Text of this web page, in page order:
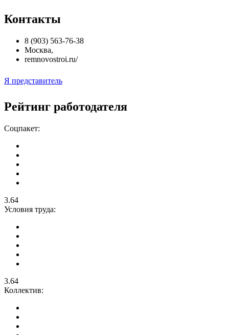
Контакты
8 (903) 563-76-38
Москва,
remnovostroi.ru/
Я представитель
Рейтинг работодателя
Соцпакет:
3.64
Условия труда:
3.64
Коллектив: